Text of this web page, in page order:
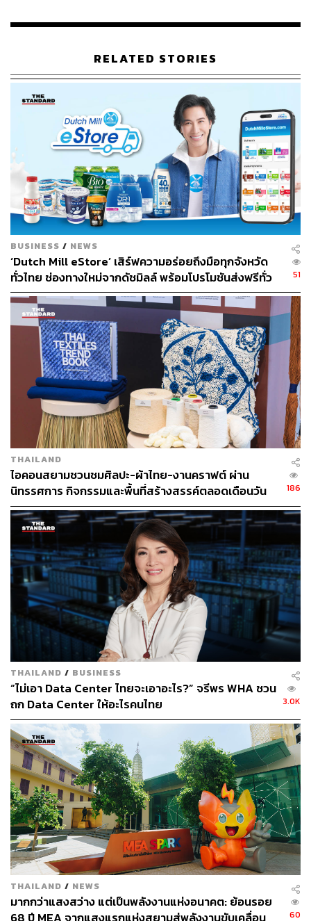
ล้านบาท/ปี เป็นสิ่งที่ยืนยันว่าการพัฒนาอุตสาหกรรม
ท่ามกลางความท้าทายของโลกที่ทวีความซับซ้อนขึ้นทุกวัน
ทั้งการเปลี่ยนแปลงสภาพภูมิอากาศ ที่ส่งผลกระทบเป็นวง
กว้างและความจำเป็นในการขับเคลื่อนเศรษฐกิจไปข้างหน้า
คำถามที่ว่า ‘การเติบโตของภาคอุตสาหกรรมจะสามารถเดิน
คู่ไปกับการรักษาสิ่งแวดล้อมได้อย่างไร’ ได้กลายเป็นโจทย์
ใหญ่ที่ทุกภาคส่วนต้องร่วมกันหาคำตอบอย่างจริงจัง
จากโจทย์ดังกล่าว ได้นำไปสู่การเปลี่ยนผ่านสู่แนวคิดการ
พัฒนาธุรกิจอย่างยั่งยืน ที่คำนึงถึงผลกระทบในทุกมิติ ทั้ง
เศรษฐกิจ สังคม และสิ่งแวดล้อม ซึ่งนับเป็นกุญแจสำคัญใน
การขับเคลื่อนการเติบโตอย่างมั่นคง และเป็นหัวใจหลักใน
การเสริมสร้างขีดความสามารถในการแข่งขันของภาค
อุตสาหกรรมในระยะยาว
WHA Groupในฐานะผู้นำด้านการพัฒนาโลจิสติกส์ นิคม
อุตสาหกรรม ระบบสาธารณูปโภคและพลังงาน รวมถึงดิจิทัล
โซลูชันและโมบิลิตี้ โซลูชันกรีนโลจิสติกส์ครบวงจร คือหนึ่ง
ในองค์กรที่ลุกขึ้นมาตอบโจทย์ความท้าทายนี้อย่าง
เป็นรูปธรรม ด้วยการวางรากฐานการดำเนินงานที่มุ่งสร้าง
สมดุลให้เกิดขึ้นจริง ผ่านพิมพ์เขียวที่ชัดเจนและจับต้องได้
เพื่อพิสูจน์ว่าการพัฒนาที่ยั่งยืนไม่ใช่เพียงอุดมการณ์ แต่คือ
สิ่งที่สร้างประโยชน์ให้เกิดขึ้นได้จริง ในทุกตารางนิ้วของการ
ดำเนินธุรกิจ
พิมพ์เขียว 5 มิติ: สู่ระบบนิเวศอุตสาหกรรมแห่งอนาคต
พิมพ์เขียวสู่ความยั่งยืนของ WHA Group ประกอบด้วย 5
ภารกิจสำคัญที่ทำงานเชื่อมโยงกัน โดยมีภารกิจที่เป็นดั่ง
รากฐานและหัวใจหลักคือ ‘Water Conservation Program’
หรือการบริหารจัดการน้ำอย่างครบวงจร ซึ่งเป็นที่มาของ
โครงการ ‘WHA Clean Water For Planet’ ที่มุ่งสร้างความ
มั่นคงทางทรัพยากรน้ำ ควบคู่ไปกับภารกิจด้าน Green
Mobility’ ที่มุ่งปฏิวัติการขนส่งด้วยบริการยานยนต์ไฟฟ้าครบ
วงจร‘
นอกจากนี้ยังมีภารกิจ ‘Decarbonization Solutions’ ที่เน้น
การอนุรักษ์สิ่งแวดล้อม และ ‘Green Construction’ ที่ให้
ความสำคัญกับการออกแบบ ก่อสร้าง และพัฒนาอาคาร
อย่างยั่งยืน โดยเน้นการใช้วัสดุคาร์บอนต่ำและวัสดุรีไซเคิล
เพื่อสนับสนุนแนวคิดเศรษฐกิจหมุนเวียนและลดผลกระทบต่อ
สิ่งแวดล้อมอย่างเป็นรูปธรรม
และปิดท้ายด้วยภารกิจ ‘Waste Reduction by 3R’ ที่นำ
นโยบาย Reduce Reuse Recycle มาปรับใช้เพื่อมุ่งสู่เป้า
หมายการลดปริมาณขยะฝังกลบให้เป็นศูนย์ โดยในบรรดา
ภารกิจทั้งหมด เรื่องราวของการจัดการน้ำนั้นสะท้อนภาพ
ความมุ่งมั่นของ WHA Group ได้อย่างชัดเจนที่สุด และนี่คือ
เบื้องหลังความพยายามในการพลิกโฉมทรัพยากรที่สำคัญ
RELATED STORIES
BUSINESS / NEWS
‘Dutch Mill eStore’ เสิร์ฟความอร่อยถึงมือทุกจังหวัด
ทั่วไทย ช่องทางใหม่จากดัชมิลล์ พร้อมโปรโมชันส่งฟรีทั่ว
ประเทศ ส่งไว สั่งก่อนเที่ยง ได้ของวันถัดไป ส่งสินค้าแบบ
เย็นตรงจากโรงงาน [ADVERTORIAL]
51
THAILAND
ไอคอนสยามชวนชมศิลปะ-ผ้าไทย-งานคราฟต์ ผ่าน
นิทรรศการ กิจกรรมและพื้นที่สร้างสรรค์ตลอดเดือนวัน
แม่ [ADVERTORIAL]
186
THAILAND / BUSINESS
“ไม่เอา Data Center ไทยจะเอาอะไร?” จรีพร WHA ชวน
ถก Data Center ให้อะไรคนไทย
3.0K
THAILAND / NEWS
มากกว่าแสงสว่าง แต่เป็นพลังงานแห่งอนาคต: ย้อนรอย
60